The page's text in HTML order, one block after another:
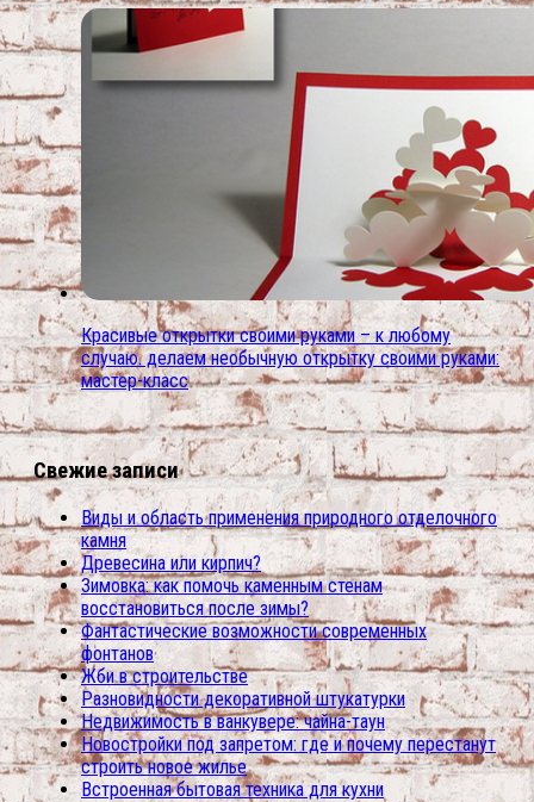
Красивые открытки своими руками – к любому
случаю. делаем необычную открытку своими руками:
мастер-класс
Свежие записи
Виды и область применения природного отделочного
камня
Древесина или кирпич?
Зимовка: как помочь каменным стенам
восстановиться после зимы?
Фантастические возможности современных
фонтанов
Жби в строительстве
Разновидности декоративной штукатурки
Недвижимость в ванкувере: чайна-таун
Новостройки под запретом: где и почему перестанут
строить новое жилье
Встроенная бытовая техника для кухни